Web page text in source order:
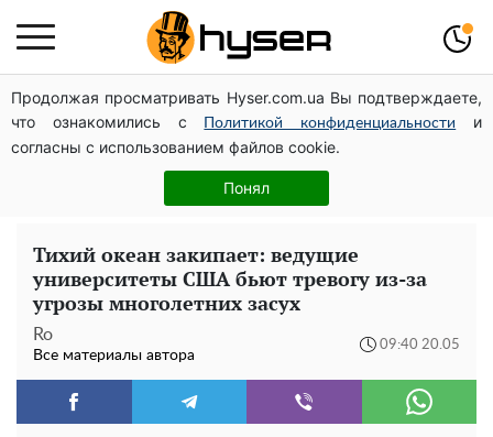
Продолжая просматривать Hyser.com.ua Вы подтверждаете,
что ознакомились с
Политикой конфиденциальности
и
согласны с использованием файлов cookie.
Понял
Елена Тополя слив видео – это далеко не все:
фронтмен "Антитела" Тарас Тополя стал следующим
Поэтому и выглядит так молодо: 5 простых и
любимых блюд Аллы Пугачевой, о которых вы точно
Тихий океан закипает: ведущие
университеты США бьют тревогу из-за
угрозы многолетних засух
Ro
Все материалы автора
09:40 20.05